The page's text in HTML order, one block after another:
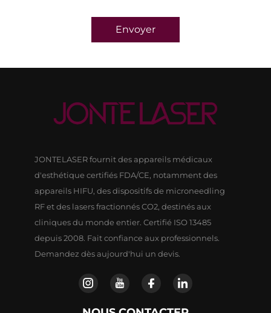
Envoyer
JONTELASER fournit des appareils médicaux
d'esthétique certifiés FDA/CE, notamment des
appareils HIFU, des dispositifs de microneedling
RF et des lasers fractionnés CO2, destinés aux
cliniques du monde entier. Certifié ISO 13485
depuis 2008. Fait confiance aux professionnels.
Demandez dès aujourd'hui un devis.